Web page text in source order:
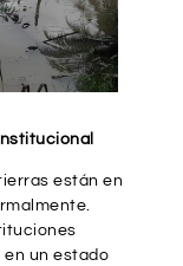
están en
en un estado